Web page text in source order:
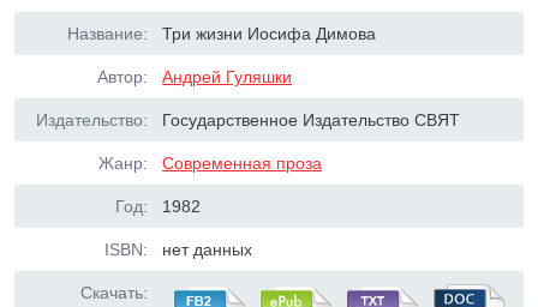
Название: Три жизни Иосифа Димова
Автор: Андрей Гуляшки
Издательство: Государственное Издательство СВЯТ
Жанр: Современная проза
Год: 1982
ISBN: нет данных
Скачать: